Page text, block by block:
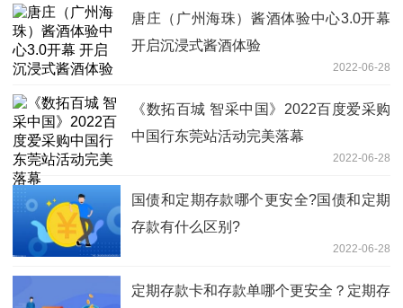
唐庄（广州海珠）酱酒体验中心3.0开幕
开启沉浸式酱酒体验
2022-06-28
《数拓百城 智采中国》2022百度爱采购
中国行东莞站活动完美落幕
2022-06-28
国债和定期存款哪个更安全?国债和定期
存款有什么区别?
2022-06-28
定期存款卡和存款单哪个更安全？定期存